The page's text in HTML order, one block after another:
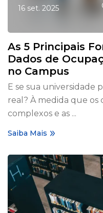
16 set. 2025
As 5 Principais
Dados de
no Campus
E se sua universidade
real? À medida que os
complexos e as ...
Saiba Mais